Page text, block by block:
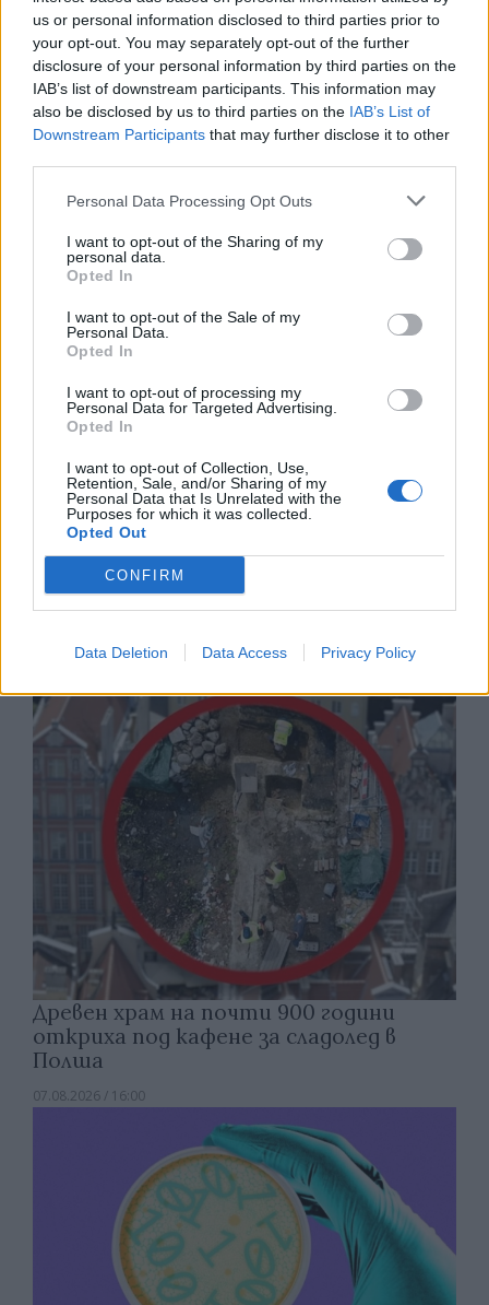
us or personal information disclosed to third parties prior to
your opt-out. You may separately opt-out of the further
disclosure of your personal information by third parties on the
IAB’s list of downstream participants. This information may
also be disclosed by us to third parties on the IAB’s List of
Downstream Participants that may further disclose it to other
Personal Data Processing Opt Outs
I want to opt-out of the Sharing of my
personal data.
Opted In
I want to opt-out of the Sale of my
Personal Data.
Opted In
I want to opt-out of processing my
Personal Data for Targeted Advertising.
Opted In
I want to opt-out of Collection, Use,
Retention, Sale, and/or Sharing of my
Personal Data that Is Unrelated with the
Purposes for which it was collected.
Opted Out
CONFIRM
Data Deletion Data Access Privacy Policy
Белият дом спира проекти за
възобновяема енергия в САЩ
07.08.2026 / 18:00
Русия започна да внася петролни
Древен храм на почти 900 години
откриха под кафене за сладолед в
Полша
07.08.2026 / 16:00